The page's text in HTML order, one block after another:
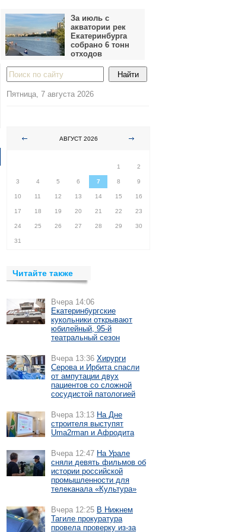
За июль с
акватории рек
Екатеринбурга
собрано 6 тонн
отходов
Пятница, 7 августа 2026
АВГУСТ 2026
1
2
3 4 5 6 7 8 9
10 11 12 13 14 15 16
17 18 19 20 21 22 23
24 25 26 27 28 29 30
31
Читайте также
Вчера 14:06
Екатеринбургские
кукольники открывают
юбилейный, 95-й
театральный сезон
Вчера 13:36 Хирурги
Серова и Ирбита спасли
от ампутации двух
пациентов со сложной
сосудистой патологией
Вчера 13:13 На Дне
строителя выступят
Uma2rman и Афродита
Вчера 12:47 На Урале
сняли девять фильмов об
истории российской
промышленности для
телеканала «Культура»
Вчера 12:25 В Нижнем
Тагиле прокуратура
провела проверку из-за